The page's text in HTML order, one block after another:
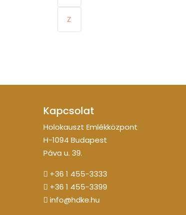
Z
Kapcsolat
Holokauszt Emlékközpont
H-1094 Budapest
Páva u. 39.
+36 1 455-3333
+36 1 455-3399
info@hdke.hu